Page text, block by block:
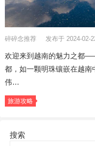
碎碎念推荐 发布于 2024-02-
欢迎来到越南的魅力之都
都，如一颗明珠镶嵌在越
伟…
旅游攻略
搜索